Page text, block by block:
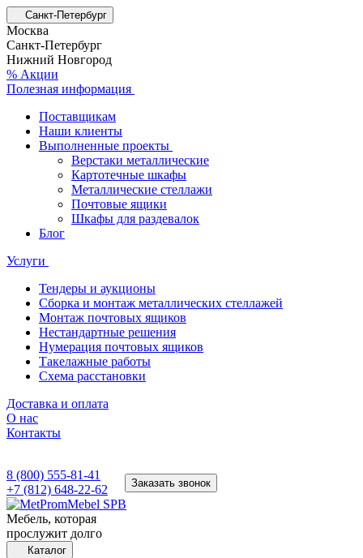
Санкт-Петербург
Москва
Санкт-Петербург
Нижний Новгород
% Акции
Полезная информация
Поставщикам
Наши клиенты
Выполненные проекты
Верстаки металлические
Картотечные шкафы
Металлические стеллажи
Почтовые ящики
Шкафы для раздевалок
Блог
Услуги
Тендеры и аукционы
Сборка и монтаж металлических стеллажей
Монтаж почтовых ящиков
Нестандартные решения
Нумерация почтовых ящиков
Такелажные работы
Схема расстановки
Доставка и оплата
О нас
Контакты
8 (800) 555-81-41
+7 (812) 648-22-62
Заказать звонок
Мебель, которая
прослужит долго
Каталог